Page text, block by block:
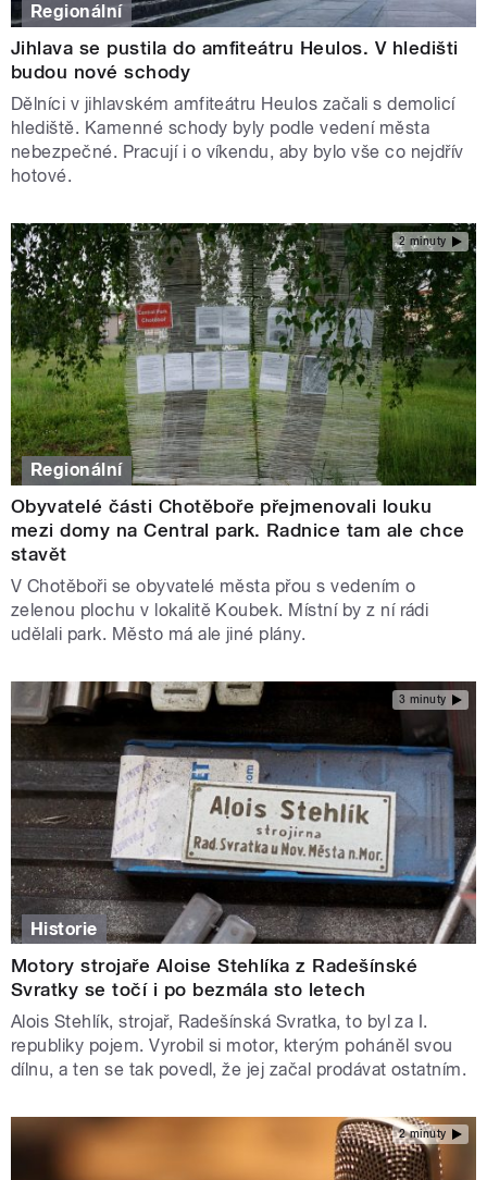
Regionální
Jihlava se pustila do amfiteátru Heulos. V hledišti
budou nové schody
Dělníci v jihlavském amfiteátru Heulos začali s demolicí
hlediště. Kamenné schody byly podle vedení města
nebezpečné. Pracují i o víkendu, aby bylo vše co nejdřív
hotové.
2 minuty
Regionální
Obyvatelé části Chotěboře přejmenovali louku
mezi domy na Central park. Radnice tam ale chce
stavět
V Chotěboři se obyvatelé města přou s vedením o
zelenou plochu v lokalitě Koubek. Místní by z ní rádi
udělali park. Město má ale jiné plány.
3 minuty
Historie
Motory strojaře Aloise Stehlíka z Radešínské
Svratky se točí i po bezmála sto letech
Alois Stehlík, strojař, Radešínská Svratka, to byl za I.
republiky pojem. Vyrobil si motor, kterým poháněl svou
dílnu, a ten se tak povedl, že jej začal prodávat ostatním.
2 minuty